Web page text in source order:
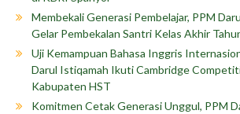
Membekali Generasi Pembelajar, PPM
Gelar Pembekalan Santri Kelas Akhir
Uji Kemampuan Bahasa Inggris
Darul Istiqamah Ikuti Cambridge
Kabupaten HST
Komitmen Cetak Generasi Unggul, PPM